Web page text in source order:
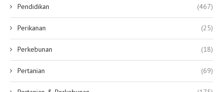
Pendidikan (467)
Perikanan (25)
Perkebunan (18)
Pertanian (69)